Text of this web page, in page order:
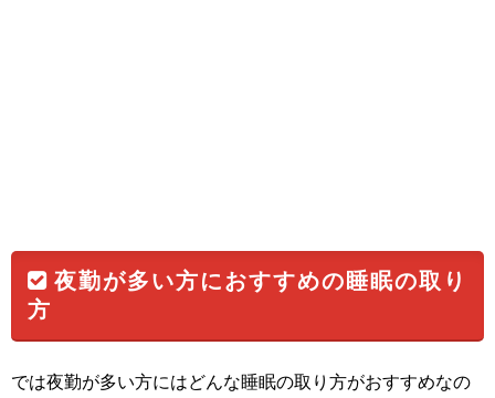
夜勤が多い方におすすめの睡眠の取り
方
では夜勤が多い方にはどんな睡眠の取り方がおすすめなの